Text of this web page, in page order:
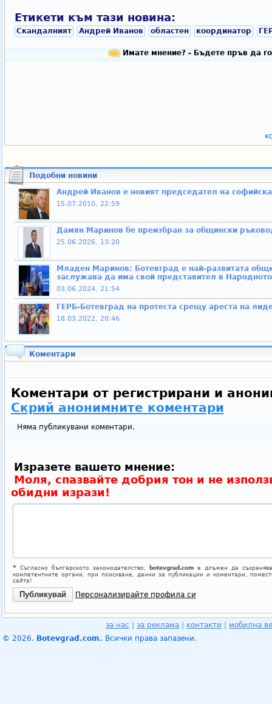
Етикети към тази новина:
Скандалният Андрей Иванов областен координатор
Имате мнение? - Бъдете пръв да го
Подобни новини
Андрей Иванов е новият председател на
15.07.2010, 22:59
Дамян Маринов бе преизбран за общински
25.06.2026, 13:20
Младен Маринов: Ботевград е най-развитата
заслужава да има свой представител в
03.06.2024, 21:54
ГЕРБ-Ботевград на протеста срещу ареста на
18.03.2022, 20:46
Коментари
Коментари от регистрирани и
Скрий анонимните коментари
Няма публикувани коментари.
Изразете вашето мнение:
Моля, спазвайте добрия тон и не
обидни изрази!
*Съгласно българското законодателство, botevgrad.comе длъжен да
компетентните органи, при поискване, данни за публикации и коментари,
сайта!
Персонализирайте профила си
за нас за реклама контакти
мобилна
© 2026. Botevgrad.com. Всички права запазени.